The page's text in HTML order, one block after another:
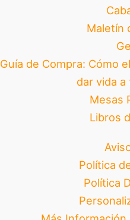
Maletín
Guía de Compra: Cómo
dar vida
Mesas
Libros
Política
Política